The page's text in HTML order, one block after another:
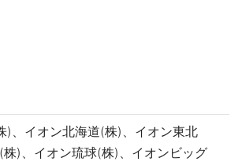
)、イオン北海道(株)、イオン東北
)、イオン琉球(株)、イオンビッグ